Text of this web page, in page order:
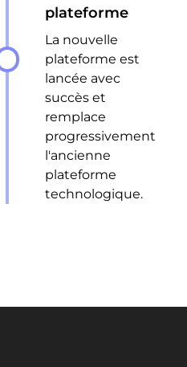
plateforme
La nouvelle
plateforme est
lancée avec
succès et
remplace
progressivement
l'ancienne
plateforme
technologique.